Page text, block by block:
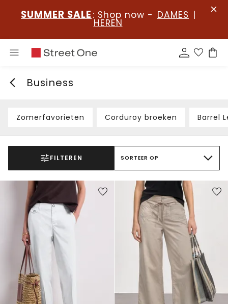
SUMMER SALE : Shop now - DAMES |
HEREN
Business
Zomerfavorieten Corduroy broeken Barrel
FILTEREN SORTEER OP